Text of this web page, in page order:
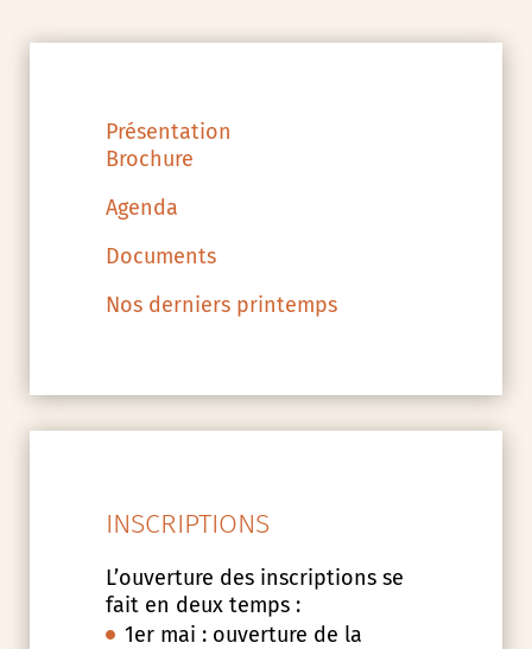
Présentation
Brochure
Agenda
Documents
Nos derniers printemps
INSCRIPTIONS
L’ouverture des inscriptions se
fait en deux temps :
1er mai : ouverture de la